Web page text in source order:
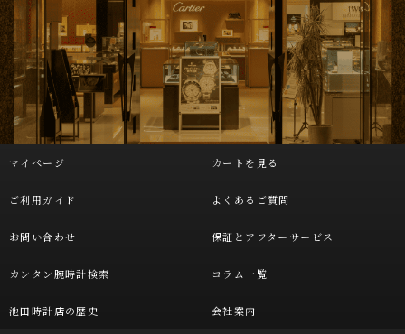
マイページ カートを見る
ご利用ガイド よくあるご質問
お問い合わせ 保証とアフターサービス
カンタン腕時計検索 コラム一覧
池田時計店の歴史 会社案内